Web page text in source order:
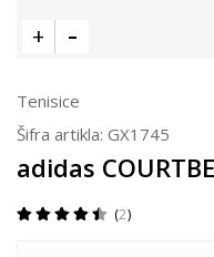
Tenisice
Šifra artikla: GX1745
adidas
2